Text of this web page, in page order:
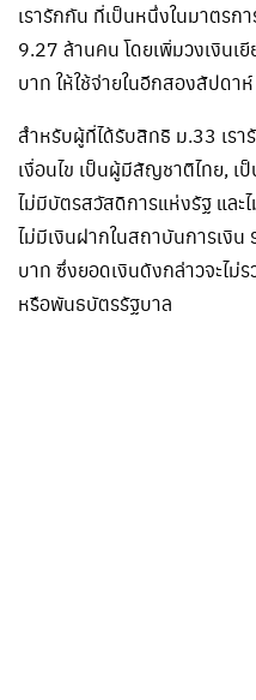
เรารักกัน ที่เป็นหนึ่งในมาตรก
9.27 ล้านคน โดยเพิ่มวงเงินเ
บาท ให้ใช้จ่ายในอีกสองสัปด
สำหรับผู้ที่ได้รับสิทธิ ม.33 เร
เงื่อนไข เป็นผู้มีสัญชาติไทย,
ไม่มีบัตรสวัสดิการแห่งรัฐ และไ
ไม่มีเงินฝากในสถาบันการเงิ
บาท ซึ่งยอดเงินดังกล่าวจะไม่
หรือพันธบัตรรัฐบาล